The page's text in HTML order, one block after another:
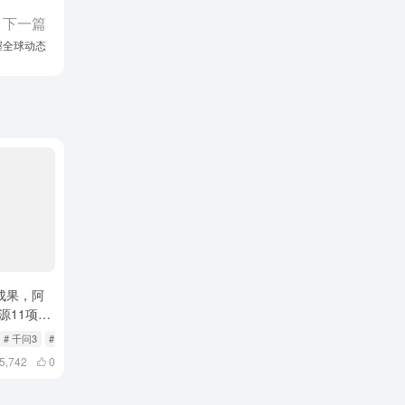
下一篇
球动态
果，阿
11项硬
# 千问3 # 大模型研发
5,742 0